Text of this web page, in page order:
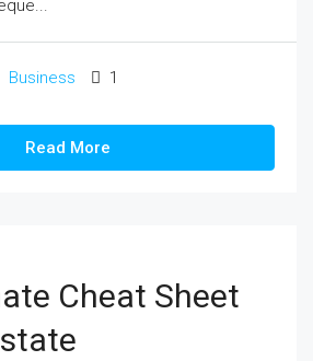
Business 1
Read More
Cheat Sheet